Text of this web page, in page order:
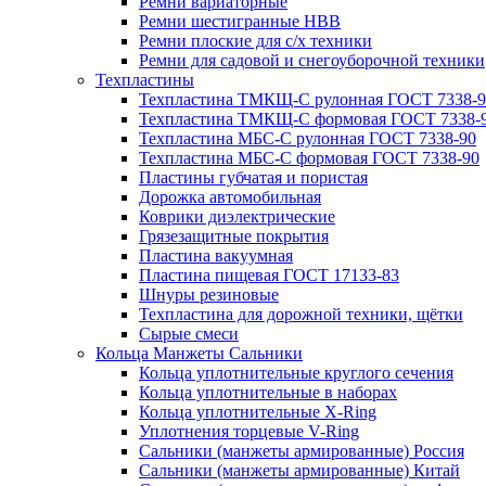
Ремни шестигранные HBB
Ремни плоские для с/х техники
Ремни для садовой и снегоуборочной техники
Техпластины
Техпластина ТМКЩ-С рулонная ГОСТ 7338-
Техпластина ТМКЩ-С формовая ГОСТ 7338-
Техпластина МБС-С рулонная ГОСТ 7338-90
Техпластина МБС-С формовая ГОСТ 7338-90
Пластины губчатая и пористая
Дорожка автомобильная
Коврики диэлектрические
Грязезащитные покрытия
Пластина вакуумная
Пластина пищевая ГОСТ 17133-83
Шнуры резиновые
Техпластина для дорожной техники, щётки
Сырые смеси
Кольца Манжеты Сальники
Кольца уплотнительные круглого сечения
Кольца уплотнительные в наборах
Кольца уплотнительные Х-Ring
Уплотнения торцевые V-Ring
Сальники (манжеты армированные) Россия
Сальники (манжеты армированные) Китай